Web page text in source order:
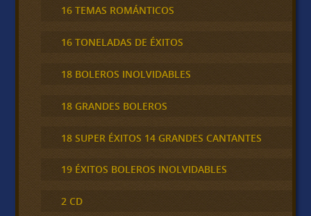
16 TEMAS ROMÁNTICOS
16 TONELADAS DE ÉXITOS
18 BOLEROS INOLVIDABLES
18 GRANDES BOLEROS
18 SUPER ÉXITOS 14 GRANDES CANTANTES
19 ÉXITOS BOLEROS INOLVIDABLES
2 CD